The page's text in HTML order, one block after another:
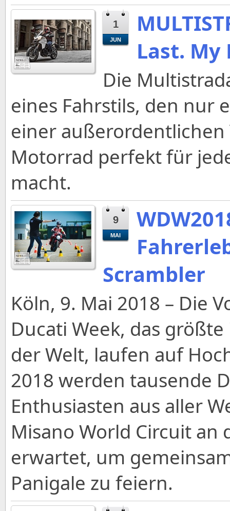
1
JUN
Last.
Die
eines Fahrstils, den nur
einer außerordentlichen
Motorrad perfekt für
macht.
9
MAI
Scrambler
Köln, 9. Mai 2018 – Die
Ducati Week, das
der Welt, laufen auf
2018 werden tausende
Enthusiasten aus aller
Misano World Circuit an
erwartet, um
Panigale zu feiern.